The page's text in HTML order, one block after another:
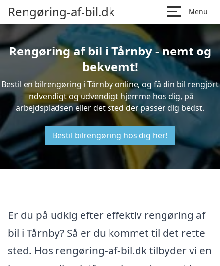
Rengøring-af-bil.dk Menu
Rengøring af bil i Tårnby - nemt og
bekvemt!
Bestil en bilrengøring i Tårnby online, og få din bil rengjort
indvendigt og udvendigt hjemme hos dig, på
arbejdspladsen eller det sted der passer dig bedst.
Bestil bilrengøring hos dig her!
Er du på udkig efter effektiv rengøring af
bil i Tårnby? Så er du kommet til det rette
sted. Hos rengøring-af-bil.dk tilbyder vi en